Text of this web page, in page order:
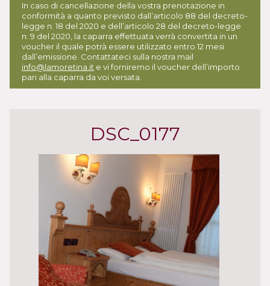
In caso di cancellazione della vostra prenotazione in
conformità a quanto previsto dall’articolo 88 del decreto-
legge n. 18 del 2020 e dell’articolo 28 del decreto-legge
n. 9 del 2020, la caparra effettuata verrà convertita in un
voucher il quale potrà essere utilizzato entro 12 mesi
dall’emissione. Contattateci sulla nostra mail
info@lamoretina.it e vi forniremo il voucher dell’importo
pari alla caparra da voi versata.
DSC_0177